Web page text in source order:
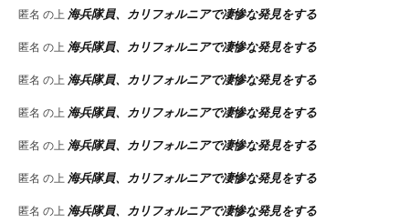
匿名 の上 海兵隊員、カリフォルニアで凄惨な発見をする
匿名 の上 海兵隊員、カリフォルニアで凄惨な発見をする
匿名 の上 海兵隊員、カリフォルニアで凄惨な発見をする
匿名 の上 海兵隊員、カリフォルニアで凄惨な発見をする
匿名 の上 海兵隊員、カリフォルニアで凄惨な発見をする
匿名 の上 海兵隊員、カリフォルニアで凄惨な発見をする
匿名 の上 海兵隊員、カリフォルニアで凄惨な発見をする